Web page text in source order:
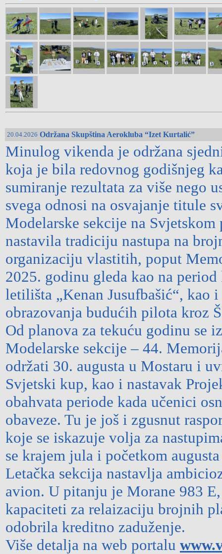
20.04.2026 Održana Skupština Aerokluba “Izet Kurtalić”
Minulog vikenda je održana
koja je bila redovnog godišnjeg
sumiranje rezultata za više nego
svega odnosi na osvajanje titule
Modelarske sekcije na
nastavila tradiciju nastupa na
organizaciju vlastitih, poput
2025. godinu gleda kao na
letilišta „Kenan Jusufbašić“, kao
obrazovanja budućih pilota kroz
Od planova za tekuću godinu se
Modelarske sekcije – 44.
održati 30. augusta u Mostaru i
Svjetski kup, kao i nastavak
obahvata periode kada učenici
obaveze. Tu je još i zgusnut
koje se iskazuje volja za
se krajem jula i početkom
Letačka sekcija nastavlja
avion. U pitanju je Morane 983
kapaciteti za relaizaciju brojnih
odobrila kreditno zaduženje.
Više detalja na web portalu